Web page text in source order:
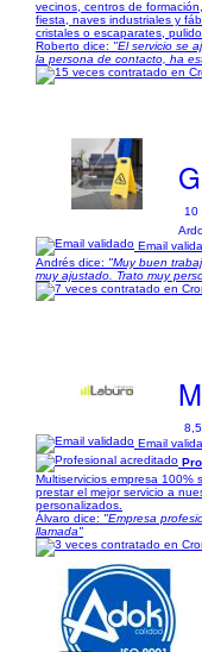
vecinos, centros de
fiesta, naves industriales y
cristales o escaparates,
Roberto dice: "El servicio se
la persona de contacto, ha
10
Email
Andrés dice: "Muy buen
muy ajustado. Trato muy
Email
Multiservicios empresa 100%
prestar el mejor servicio a
personalizados.
Álvaro dice: "Empresa
llamada"